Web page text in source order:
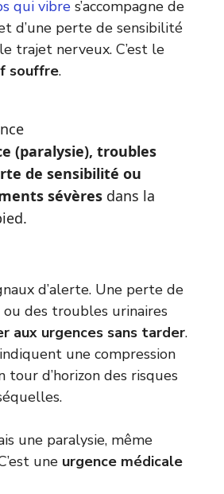
qui vibre s’accompagne de
d’une perte de sensibilité
trajet nerveux. C’est le
souffre.
(paralysie), troubles
de sensibilité ou
sévèresdans la
d’alerte. Une perte de
des troubles urinaires
aux urgences sans tarder.
une compression
tour d’horizon des risques
une paralysie, même
une urgence médicale